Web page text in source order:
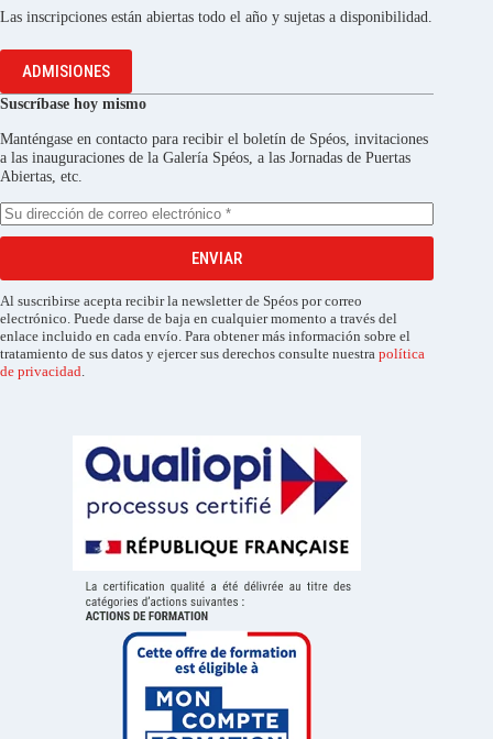
Las inscripciones están abiertas todo el año y sujetas a disponibilidad.
ADMISIONES
Suscríbase hoy mismo
Manténgase en contacto para recibir el boletín de Spéos, invitaciones
a las inauguraciones de la Galería Spéos, a las Jornadas de Puertas
Abiertas, etc.
ENVIAR
Al suscribirse acepta recibir la newsletter de Spéos por correo
electrónico. Puede darse de baja en cualquier momento a través del
enlace incluido en cada envío. Para obtener más información sobre el
tratamiento de sus datos y ejercer sus derechos consulte nuestra política
de privacidad.